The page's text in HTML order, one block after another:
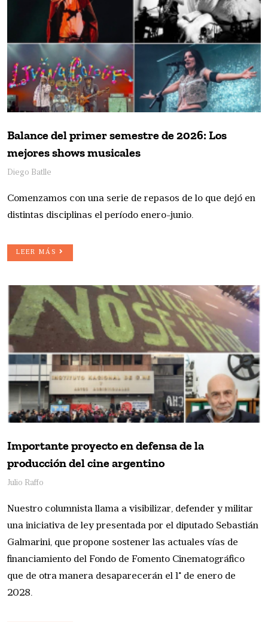
Balance del primer semestre de 2026: Los
mejores shows musicales
Diego Batlle
Comenzamos con una serie de repasos de lo que dejó en
distintas disciplinas el período enero-junio.
LEER MÁS
Importante proyecto en defensa de la
producción del cine argentino
Julio Raffo
Nuestro columnista llama a visibilizar, defender y militar
una iniciativa de ley presentada por el diputado Sebastián
Galmarini, que propone sostener las actuales vías de
financiamiento del Fondo de Fomento Cinematográfico
que de otra manera desaparecerán el 1° de enero de
2028.